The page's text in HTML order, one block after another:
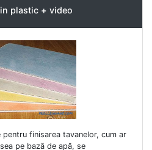
plastic + video
finisarea tavanelor, cum ar
pe bază de apă, se